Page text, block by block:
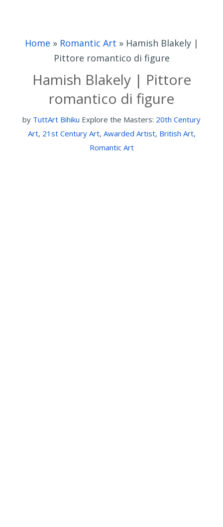
Home » Romantic Art » Hamish Blakely |
Pittore romantico di figure
Hamish Blakely | Pittore
romantico di figure
by TuttArt Bihiku Explore the Masters: 20th Century
Art, 21st Century Art, Awarded Artist, British Art,
Romantic Art